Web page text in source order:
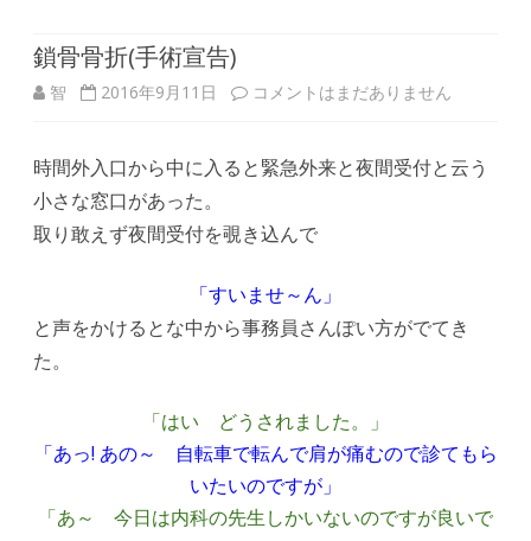
鎖骨骨折(手術宣告)
智 2016年9月11日
鎖
骨
術
宣
へ
の
コメントはまだありません
時間外入口から中に入ると緊急外来と夜間受付と云う
小さな窓口があった。
取り敢えず夜間受付を覗き込んで
「すいませ～ん」
と声をかけるとな中から事務員さんぽい方がでてき
た。
「はい どうされました。」
「あっ! あの～ 自転車で転んで肩が痛むので診てもら
いたいのですが」
「あ～ 今日は内科の先生しかいないのですが良いで